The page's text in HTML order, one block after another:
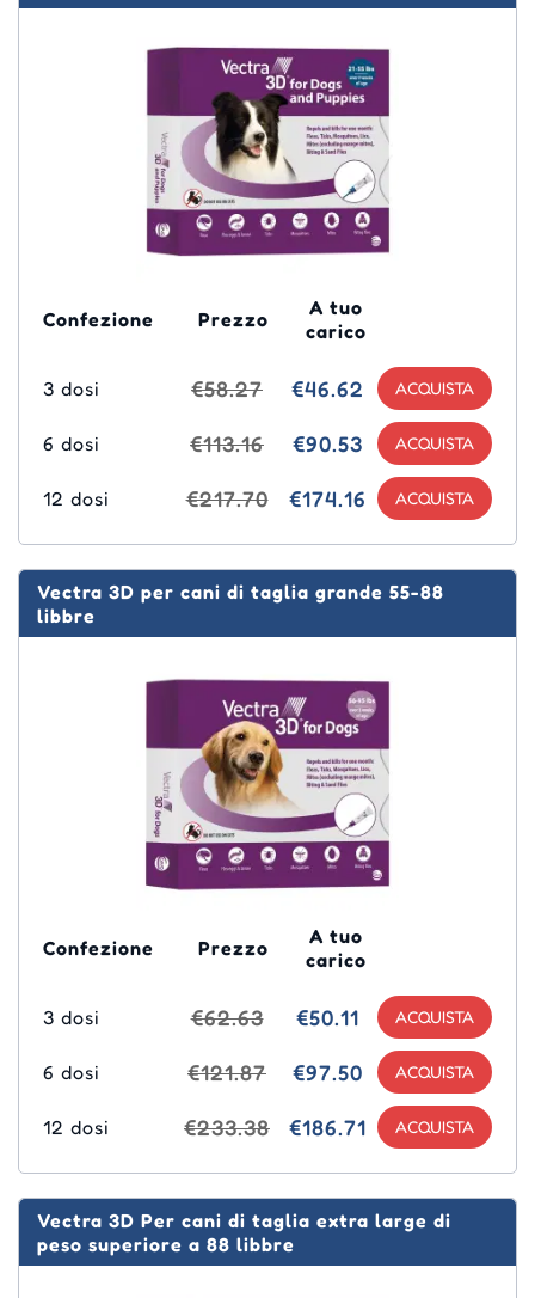
Confezione Prezzo
A tuo
carico
3 dosi €58.27 €46.62
6 dosi €113.16 €90.53
12 dosi €217.70 €174.16
Vectra 3D per cani di taglia grande 55-88
libbre
Confezione Prezzo
A tuo
carico
3 dosi €62.63 €50.11
6 dosi €121.87 €97.50
12 dosi €233.38 €186.71
Vectra 3D Per cani di taglia extra large di
peso superiore a 88 libbre